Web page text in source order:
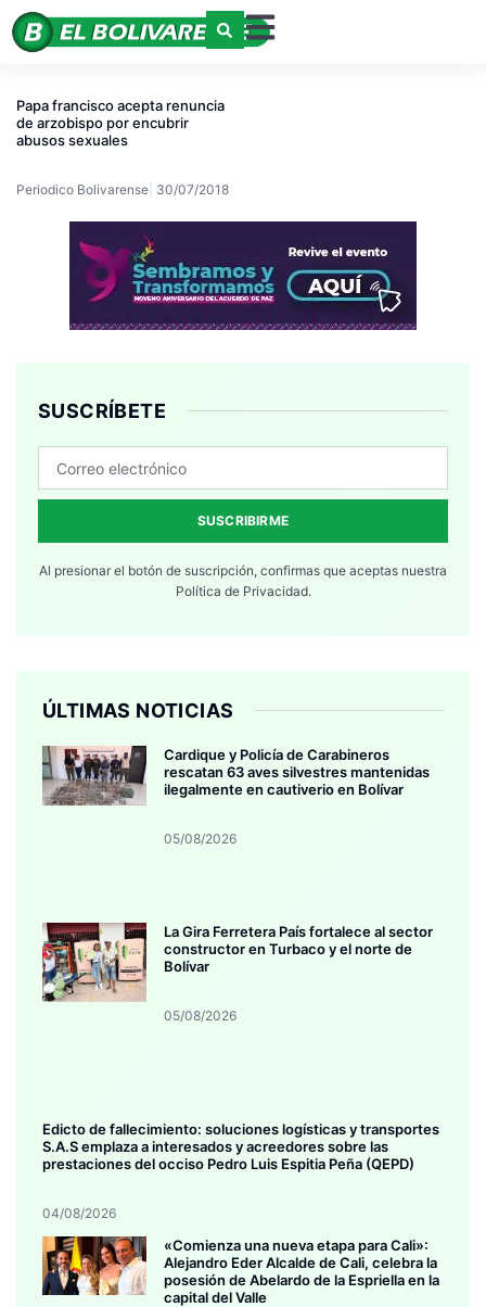
Papa francisco acepta renuncia
de arzobispo por encubrir
abusos sexuales
Periodico Bolivarense 30/07/2018
SUSCRÍBETE
SUSCRIBIRME
Al presionar el botón de suscripción, confirmas que aceptas nuestra
Política de Privacidad.
ÚLTIMAS NOTICIAS
Cardique y Policía de Carabineros
rescatan 63 aves silvestres mantenidas
ilegalmente en cautiverio en Bolívar
05/08/2026
La Gira Ferretera País fortalece al sector
constructor en Turbaco y el norte de
Bolívar
05/08/2026
Edicto de fallecimiento: soluciones logísticas y transportes
S.A.S emplaza a interesados y acreedores sobre las
prestaciones del occiso Pedro Luis Espitia Peña (QEPD)
04/08/2026
«Comienza una nueva etapa para Cali»:
Alejandro Eder Alcalde de Cali, celebra la
posesión de Abelardo de la Espriella en la
capital del Valle